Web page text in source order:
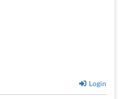
Login